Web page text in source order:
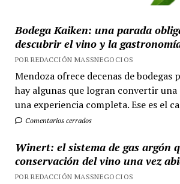
Bodega Kaiken: una parada
descubrir el vino y la
POR REDACCIÓN MASSNEGOCIOS
Mendoza ofrece decenas de bodegas
hay algunas que logran convertir una
una experiencia completa. Ese es el
Comentarios cerrados
Winert: el sistema de gas argón
conservación del vino una vez
POR REDACCIÓN MASSNEGOCIOS